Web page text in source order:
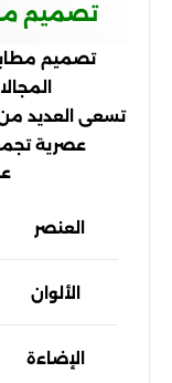
تصميم
تصميم
تسعى العديد
عصرية
العنصر
الألوان
الإضاءة